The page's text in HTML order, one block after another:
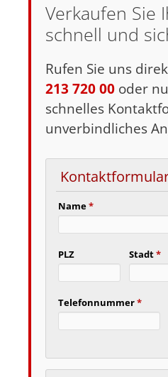
Verkaufen Sie
schnell und
Rufen Sie uns
213 720 00 oder
schnelles
unverbindliches
Name*
PLZ Stadt*
Telefonnummer*